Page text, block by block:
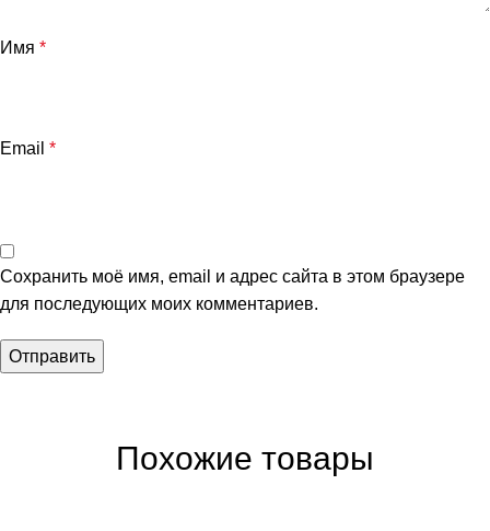
Имя *
Email *
Сохранить моё имя, email и адрес сайта в этом браузере
для последующих моих комментариев.
Похожие товары